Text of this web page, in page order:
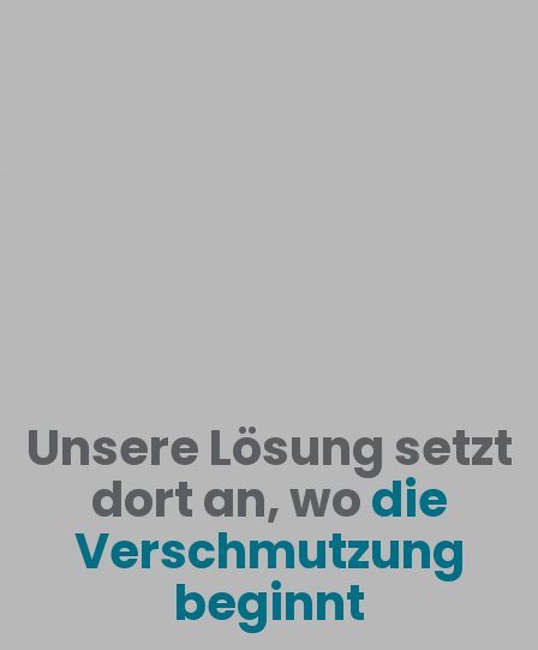
Unsere Lösung setzt
dort an, wodie
Verschmutzung
beginnt